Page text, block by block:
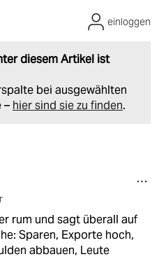
diesem Artikel ist
bei ausgewählten
– hier sind sie zu finden.
einloggen
rum und sagt überall auf
Sparen, Exporte hoch,
abbauen, Leute